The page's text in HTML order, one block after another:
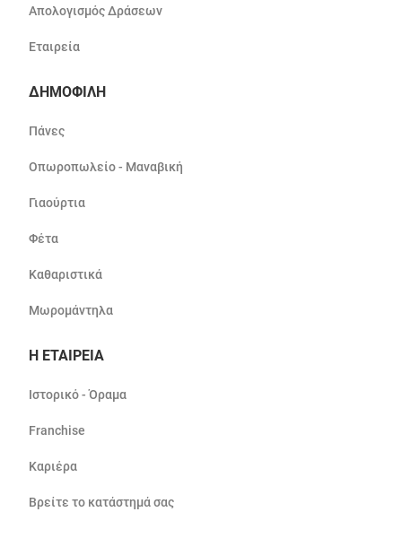
Απολογισμός Δράσεων
Εταιρεία
ΔΗΜΟΦΙΛΗ
Πάνες
Οπωροπωλείο - Μαναβική
Γιαούρτια
Φέτα
Καθαριστικά
Μωρομάντηλα
Η ΕΤΑΙΡΕΙΑ
Ιστορικό - Όραμα
Franchise
Καριέρα
Βρείτε το κατάστημά σας